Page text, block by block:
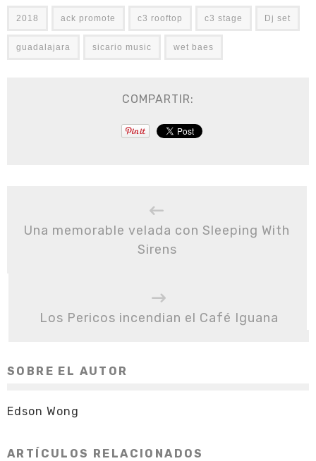
2018 ack promote c3 rooftop c3 stage Dj set
guadalajara sicario music wet baes
COMPARTIR:
Una memorable velada con Sleeping With
Sirens
Los Pericos incendian el Café Iguana
SOBRE EL AUTOR
Edson Wong
ARTÍCULOS RELACIONADOS